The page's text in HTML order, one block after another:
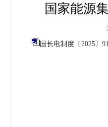
国家能源
国长电制度〔2025〕